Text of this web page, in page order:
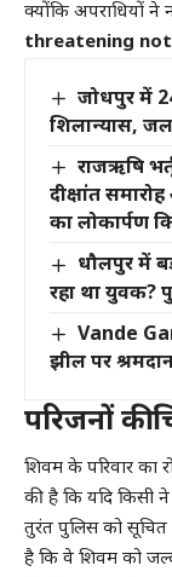
क्योंकि अपराधियों ने
threatening
जोधपुर में
शिलान्यास,
राजऋषि
दीक्षांत
का लोकार्पण
धौलपुर में
रहा था युवक?
Vande
झील पर
परिजनों
शिवम के परिवार का
की है कि यदि किसी
तुरंत पुलिस को
है कि वे शिवम को